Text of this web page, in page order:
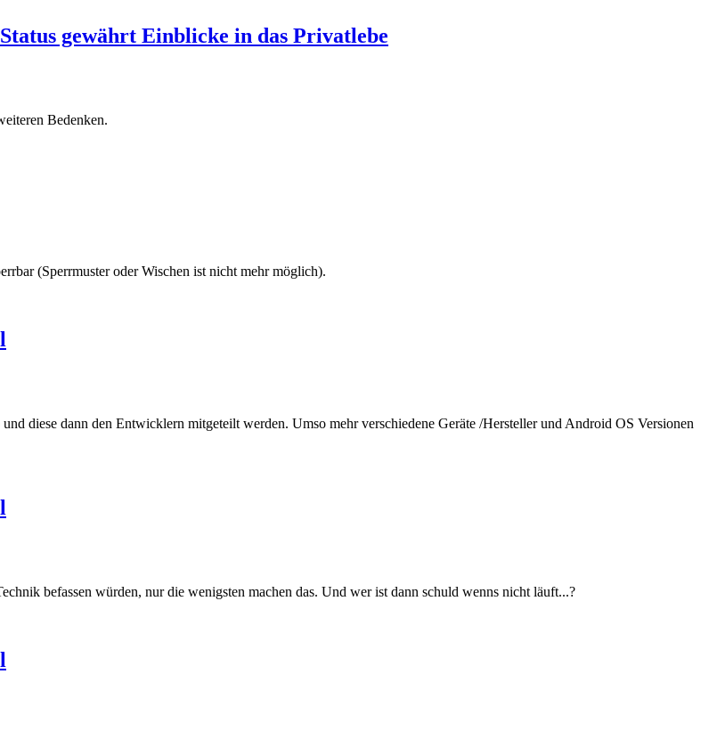
gewährt Einblicke in das Privatlebe
Bedenken.
(Sperrmuster oder Wischen ist nicht mehr möglich).
diese dann den Entwicklern mitgeteilt werden. Umso mehr verschiedene Geräte /Hersteller und Android OS Versionen
befassen würden, nur die wenigsten machen das. Und wer ist dann schuld wenns nicht läuft...?